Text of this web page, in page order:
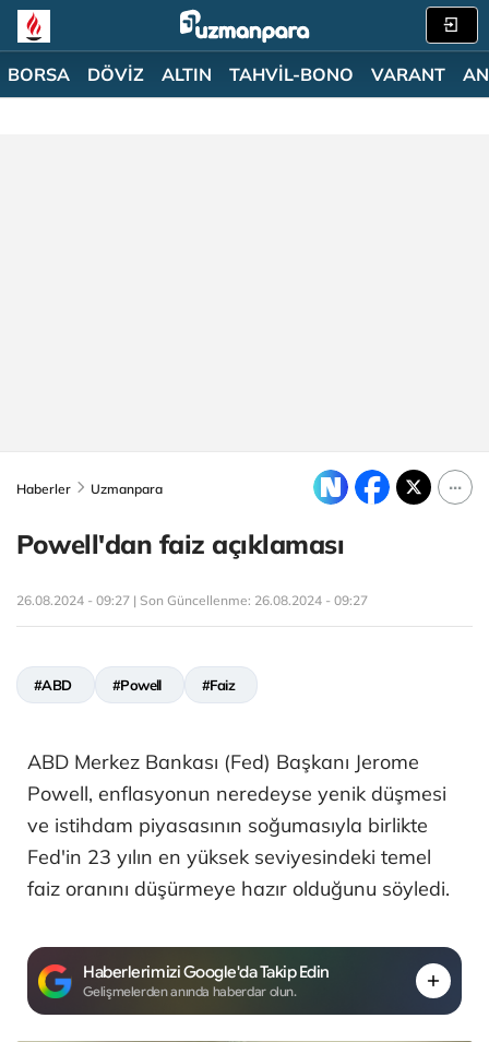
BORSA DÖVİZ ALTIN TAHVİL-BONO VARANT
Haberler Uzmanpara
Powell'dan faiz açıklaması
26.08.2024 - 09:27 | Son Güncellenme: 26.08.2024 - 09:27
#ABD #Powell #Faiz
ABD Merkez Bankası (Fed) Başkanı Jerome
Powell, enflasyonun neredeyse yenik düşmesi
ve istihdam piyasasının soğumasıyla birlikte
Fed'in 23 yılın en yüksek seviyesindeki temel
faiz oranını düşürmeye hazır olduğunu söyledi.
Haberlerimizi Google'da Takip Edin
Gelişmelerden anında haberdar olun.